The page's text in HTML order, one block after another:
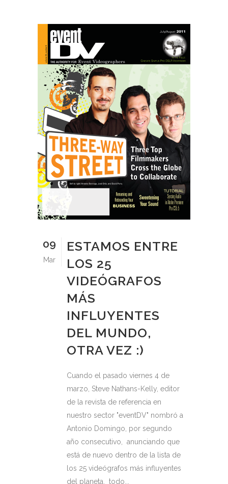
09
Mar
ESTAMOS ENTRE
LOS 25
VIDEÓGRAFOS
MÁS
INFLUYENTES
DEL MUNDO,
OTRA VEZ :)
Cuando el pasado viernes 4 de
marzo, Steve Nathans-Kelly, editor
de la revista de referencia en
nuestro sector "eventDV" nombró a
Antonio Domingo, por segundo
año consecutivo, anunciando que
está de nuevo dentro de la lista de
los 25 videógrafos más influyentes
del planeta, todo...